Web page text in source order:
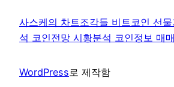
사스케의 차트조각들 비트코인 선
석 코인전망 시황분석 코인정보 매
WordPress로 제작함